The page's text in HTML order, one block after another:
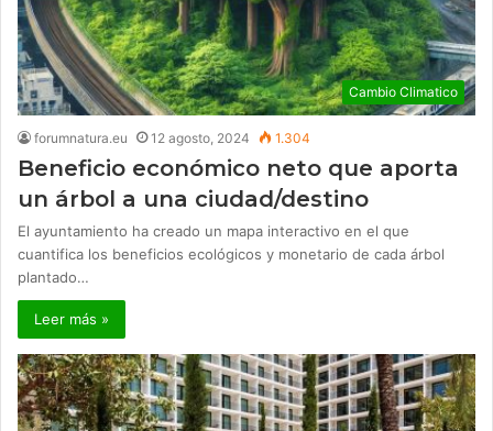
Cambio Climatico
forumnatura.eu 12 agosto, 2024 1.304
Beneficio económico neto que aporta
un árbol a una ciudad/destino
El ayuntamiento ha creado un mapa interactivo en el que
cuantifica los beneficios ecológicos y monetario de cada árbol
plantado…
Leer más »